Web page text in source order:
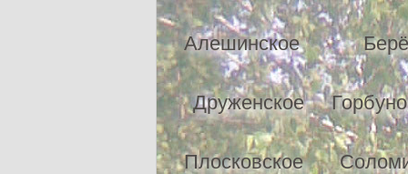
Алешинское
Друженское
Плосковское